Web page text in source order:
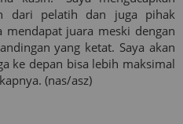
dari pelatih dan juga pihak
mendapat juara meski dengan
yang ketat. Saya akan
ke depan bisa lebih maksimal
(nas/asz)